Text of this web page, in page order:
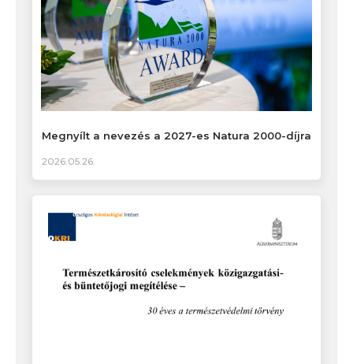
Megnyílt a nevezés a 2027-es Natura 2000-díjra
2026.05.26.